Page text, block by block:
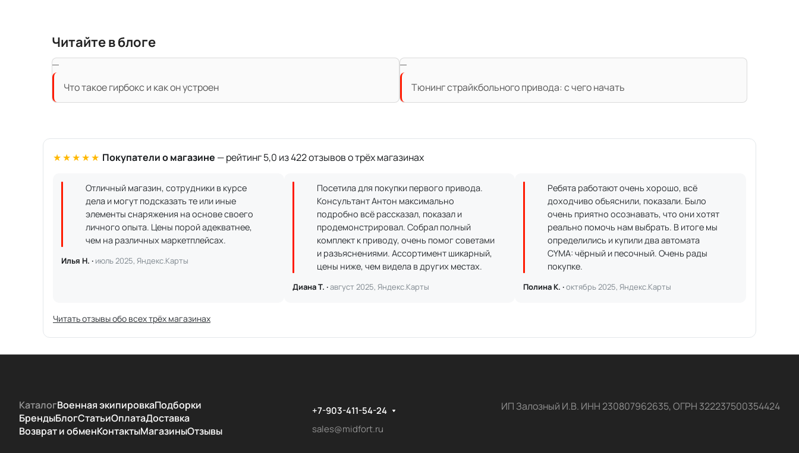
Читайте в блоге
Что такое гирбокс и как он устроен Тюнинг страйкбольного привода: с чего начать
★★★★★ Покупатели о магазине — рейтинг 5,0 из 422 отзывов о трёх магазинах
Отличный магазин, сотрудники в курсе
дела и могут подсказать те или иные
элементы снаряжения на основе своего
личного опыта. Цены порой адекватнее,
чем на различных маркетплейсах.
Илья Н. · июль 2025, Яндекс.Карты
Посетила для покупки первого привода.
Консультант Антон максимально
подробно всё рассказал, показал и
продемонстрировал. Собрал полный
комплект к приводу, очень помог советами
и разъяснениями. Ассортимент шикарный,
цены ниже, чем видела в других местах.
Диана Т. ·август 2025, Яндекс.Карты
Ребята работают очень хорошо, всё
доходчиво объяснили, показали. Было
очень приятно осознавать, что они хотят
реально помочь нам выбрать. В итоге мы
определились и купили два автомата
CYMA: чёрный и песочный. Очень рады
покупке.
Полина К. ·октябрь 2025, Яндекс.Карты
Читать отзывы обо всех трёх магазинах
КаталогВоенная экипировкаПодборки
БрендыБлогСтатьиОплатаДоставка
Возврат и обменКонтактыМагазиныОтзывы
+7-903-411-54-24
sales@midfort.ru
ИП Залозный И.В. ИНН 230807962635, ОГРН 322237500354424